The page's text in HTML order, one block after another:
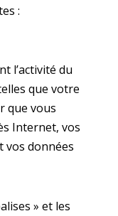
:
l’activité du
que votre
que vous
Internet, vos
vos données
» et les